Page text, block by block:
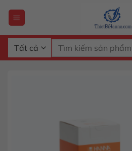
đến
dung
Tìm
kiếm: